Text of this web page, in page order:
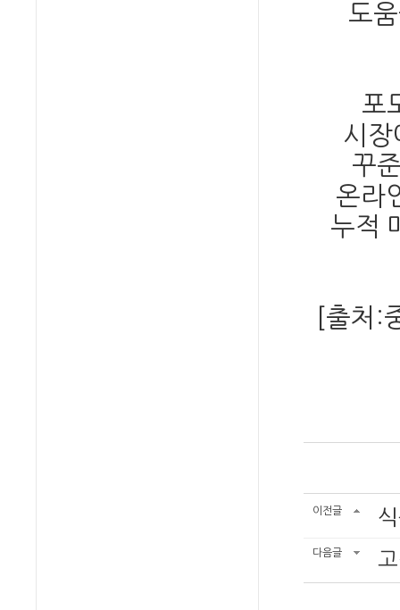
도
포
시
꾸
온라
누적
[출처
이전글
다음글